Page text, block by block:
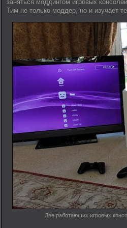
заняться моддингом игровых
Тим не только моддер, но и изучает
Две работающих игровых